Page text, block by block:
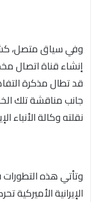
وفي سياق متصل،
إنشاء قناة اتصال
قد تطال مذكرة
جانب مناقشة تلك
نقلته وكالة الأنباء
وتأتي هذه
الإيرانية